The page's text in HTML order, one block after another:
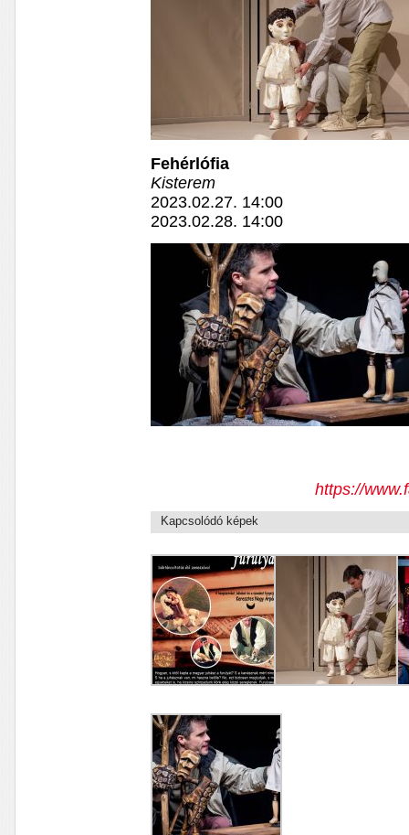
Fehérlófia
Kisterem
2023.02.27. 14:00
2023.02.28. 14:00
https://
Kapcsolódó képek